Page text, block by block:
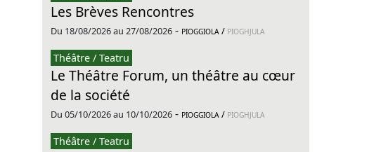
Les Brèves Rencontres
Du 18/08/2026 au 27/08/2026 - PIOGGIOLA / PIOGHJULA
Théâtre / Teatru
Le Théâtre Forum, un théâtre au cœur
de la société
Du 05/10/2026 au 10/10/2026 - PIOGGIOLA / PIOGHJULA
Théâtre / Teatru